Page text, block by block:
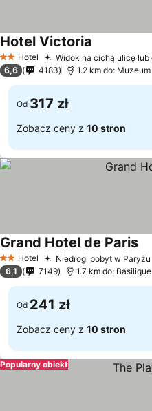
2 Kategoria
Hotel Widok na cichą ulicę
Hotel Victoria
6,6 4183 1.2 km do:
Od 317 zł
Zobacz ceny z 10 stron
2 Kategoria
Hotel Niedrogi pobyt w Paryżu
Grand Hotel de Paris
6,1 7149 1.7 km do:
Od 241 zł
Zobacz ceny z 10 stron
Popularny obiekt